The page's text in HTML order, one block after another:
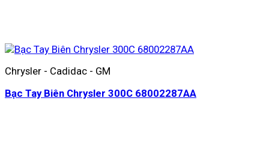
Chrysler - Cadidac - GM
Bạc Tay Biên Chrysler 300C 68002287AA